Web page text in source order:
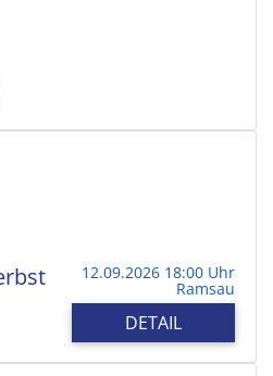
12.09.2026 18:00 Uhr
Ramsau
DETAIL